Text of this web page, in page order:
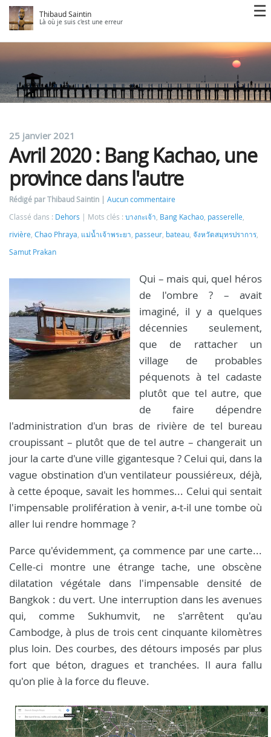
Thibaud Saintin
Là où je suis c'est une erreur
25 janvier 2021
Avril 2020 : Bang Kachao, une
province dans l'autre
Rédigé par Thibaud Saintin
Aucun commentaire
Classé dans : Dehors Mots clés : บางกะเจ้า, Bang Kachao, passerelle,
rivière, Chao Phraya, แม่น้ำเจ้าพระยา, passeur, bateau, จังหวัดสมุทรปราการ,
Samut Prakan
Qui – mais qui, quel héros
de l'ombre ? – avait
imaginé, il y a quelques
décennies seulement,
que de rattacher un
village de probables
péquenots à tel cadaste
plutôt que tel autre, que
de faire dépendre
l'administration d'un bras de rivière de tel bureau
croupissant – plutôt que de tel autre – changerait un
jour la carte d'une ville gigantesque ? Celui qui, dans la
vague obstination d'un ventilateur poussiéreux, déjà,
à cette époque, savait les hommes... Celui qui sentait
l'impensable prolifération à venir, a-t-il une tombe où
aller lui rendre hommage ?
Parce qu'évidemment, ça commence par une carte...
Celle-ci montre une étrange tache, une obscène
dilatation végétale dans l'impensable densité de
Bangkok : du vert. Une interruption dans les avenues
qui, comme Sukhumvit, ne s'arrêtent qu'au
Cambodge, à plus de trois cent cinquante kilomètres
plus loin. Des courbes, des détours imposés par plus
fort que béton, dragues et tranchées. Il aura fallu
qu'on plie à la force du fleuve.